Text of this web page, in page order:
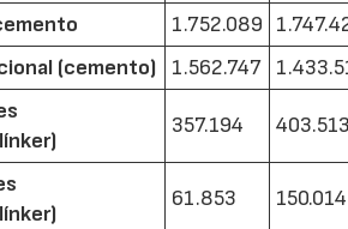
1.752.089
(cemento)
1.562.747
357.194
61.853 150.014